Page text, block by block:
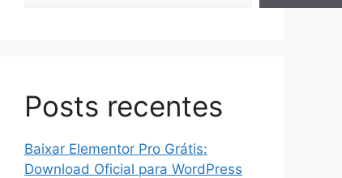
Posts recentes
Baixar Elementor Pro Grátis:
Download Oficial para WordPress